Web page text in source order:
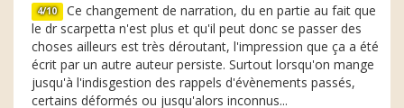
4/10 Ce changement de narration, du en partie au fait que
le dr scarpetta n'est plus et qu'il peut donc se passer des
choses ailleurs est très déroutant, l'impression que ça a été
écrit par un autre auteur persiste. Surtout lorsqu'on mange
jusqu'à l'indisgestion des rappels d'évènements passés,
certains déformés ou jusqu'alors inconnus...